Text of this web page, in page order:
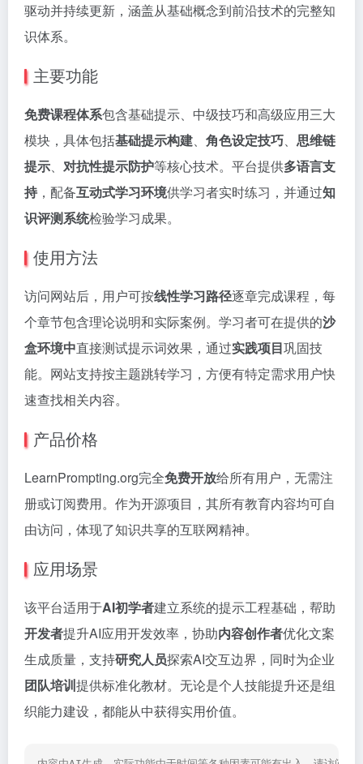
驱动并持续更新，涵盖从基础概念到前沿技术的完整知
识体系。
主要功能
免费课程体系包含基础提示、中级技巧和高级应用三大
模块，具体包括基础提示构建、 角色设定技巧、 思维链
提示、 对抗性提示防护等核心技术。平台提供多语言支
持 ，配备互动式学习环境供学习者实时练习，并通过知
识评测系统检验学习成果。
使用方法
访问网站后，用户可按线性学习路径逐章完成课程，每
个章节包含理论说明和实际案例。学习者可在提供的沙
盒环境中直接测试提示词效果，通过实践项目巩固技
能。网站支持按主题跳转学习，方便有特定需求用户快
速查找相关内容。
产品价格
LearnPrompting.org完全免费开放给所有用户，无需注
册或订阅费用。作为开源项目，其所有教育内容均可自
由访问，体现了知识共享的互联网精神。
应用场景
该平台适用于AI初学者建立系统的提示工程基础，帮助
开发者提升AI应用开发效率，协助内容创作者优化文案
生成质量，支持研究人员探索AI交互边界，同时为企业
团队培训提供标准化教材。无论是个人技能提升还是组
织能力建设，都能从中获得实用价值。